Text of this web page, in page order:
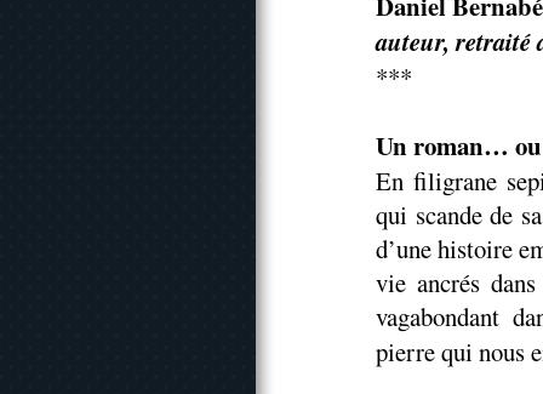
auteur, retraité
***
Un roman…
En filigrane
qui scande de
d’une histoire
vie ancrés
vagabondant
pierre qui nous